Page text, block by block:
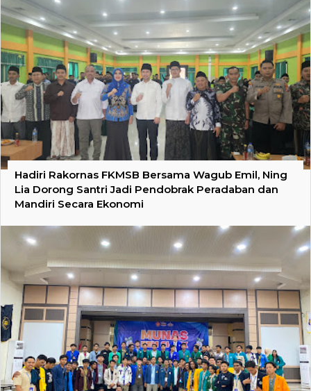
Hadiri Rakornas FKMSB Bersama Wagub Emil, Ning
Lia Dorong Santri Jadi Pendobrak Peradaban dan
Mandiri Secara Ekonomi